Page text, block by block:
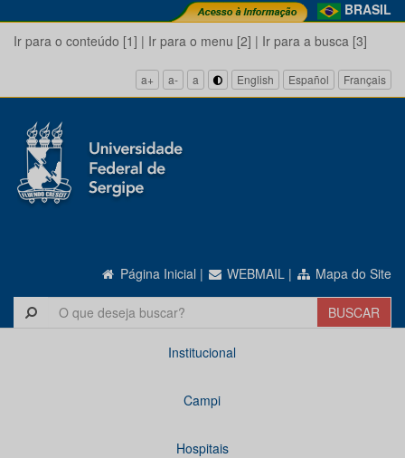
BRASIL
Ir para o conteúdo [1] | Ir para o menu [2] | Ir para a busca [3]
a+ a- a English Español Français
Página Inicial | WEBMAIL | Mapa do Site
Institucional
Campi
Hospitais